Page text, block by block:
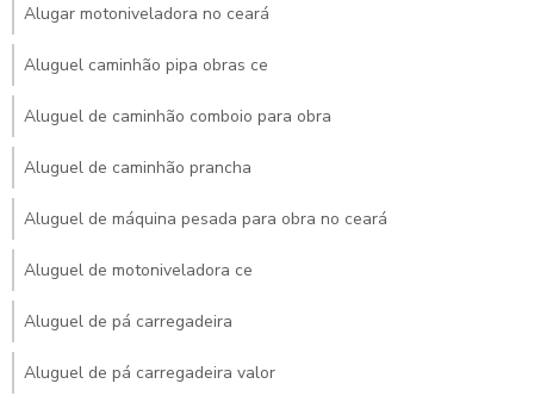
Alugar motoniveladora no ceará
Aluguel caminhão pipa obras ce
Aluguel de caminhão comboio para obra
Aluguel de caminhão prancha
Aluguel de máquina pesada para obra no ceará
Aluguel de motoniveladora ce
Aluguel de pá carregadeira
Aluguel de pá carregadeira valor